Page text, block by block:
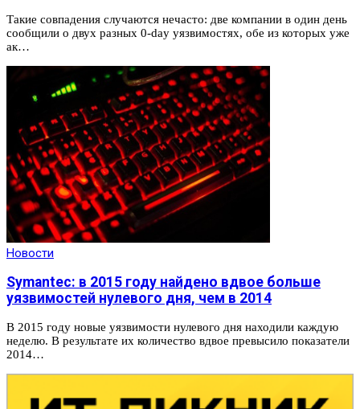
Такие совпадения случаются нечасто: две компании в один день
сообщили о двух разных 0-day уязвимостях, обе из которых уже
ак…
Новости
Symantec: в 2015 году найдено вдвое больше
уязвимостей нулевого дня, чем в 2014
В 2015 году новые уязвимости нулевого дня находили каждую
неделю. В результате их количество вдвое превысило показатели
2014…